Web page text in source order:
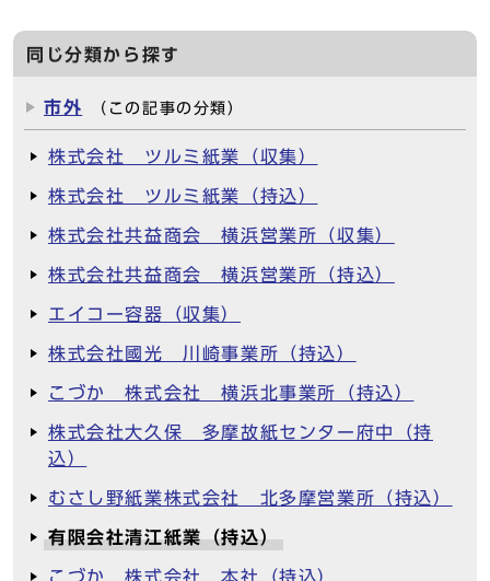
同じ分類から探す
市外 （この記事の分類）
株式会社 ツルミ紙業（収集）
株式会社 ツルミ紙業（持込）
株式会社共益商会 横浜営業所（収集）
株式会社共益商会 横浜営業所（持込）
エイコー容器（収集）
株式会社國光 川崎事業所（持込）
こづか 株式会社 横浜北事業所（持込）
株式会社大久保 多摩故紙センター府中（持
込）
むさし野紙業株式会社 北多摩営業所（持込）
有限会社清江紙業（持込）
こづか 株式会社 本社（持込）